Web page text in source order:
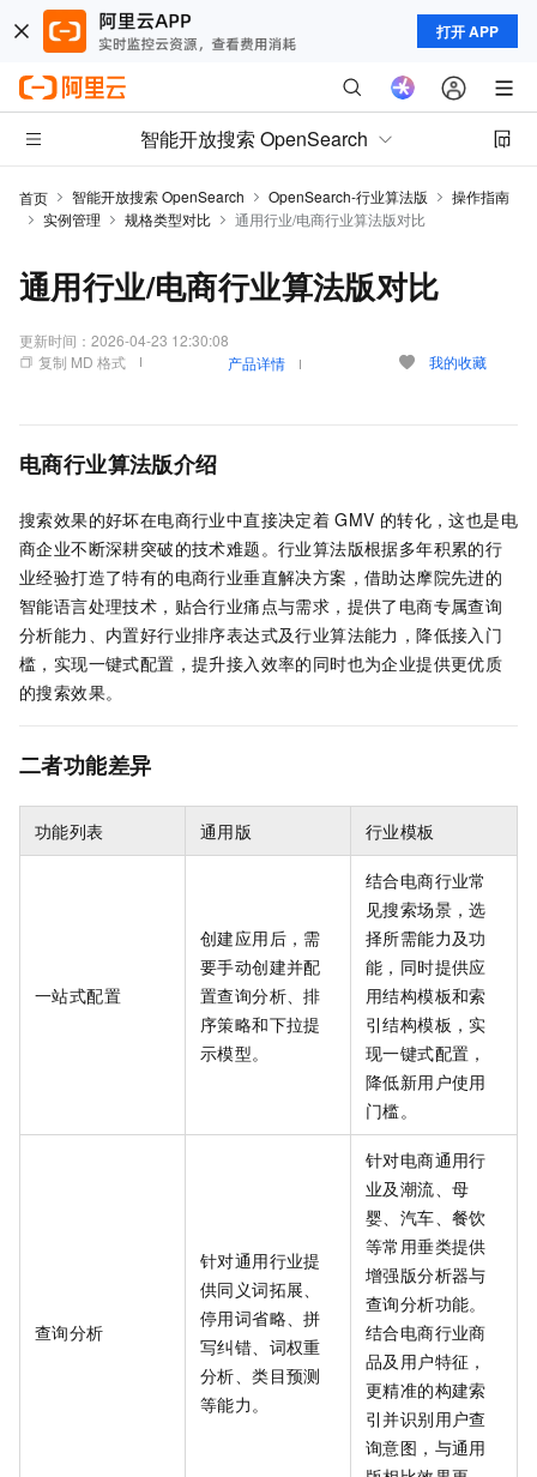
打开 APP
智能开放搜索 OpenSearch
首页 智能开放搜索 OpenSearch OpenSearch-行业算法版
操作指南
实例管理
规格类型对比 通用行业/电商行业算法版对比
通用行业/电商行业算法版对比
更新时间： 2026-04-23 12:30:08
复制 MD 格式
产品详情 我的收藏
电商行业算法版介绍
搜索效果的好坏在电商行业中直接决定着 GMV 的转化，这也是电
商企业不断深耕突破的技术难题。行业算法版根据多年积累的行
业经验打造了特有的电商行业垂直解决方案，借助达摩院先进的
智能语言处理技术，贴合行业痛点与需求，提供了电商专属查询
分析能力、内置好行业排序表达式及行业算法能力，降低接入门
槛，实现一键式配置，提升接入效率的同时也为企业提供更优质
的搜索效果。
二者功能差异
功能列表 通用版 行业模板
一站式配置
创建应用后，需
要手动创建并配
置查询分析、排
序策略和下拉提
示模型。
结合电商行业常
见搜索场景，选
择所需能力及功
能，同时提供应
用结构模板和索
引结构模板，实
现一键式配置，
降低新用户使用
门槛。
查询分析
针对通用行业提
供同义词拓展、
停用词省略、拼
写纠错、词权重
分析、类目预测
等能力。
针对电商通用行
业及潮流、母
婴、汽车、餐饮
等常用垂类提供
增强版分析器与
查询分析功能。
结合电商行业商
品及用户特征，
更精准的构建索
引并识别用户查
询意图，与通用